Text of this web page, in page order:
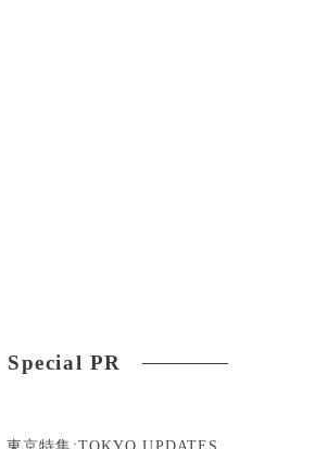
Special PR
東京特集:TOKYO UPDATES